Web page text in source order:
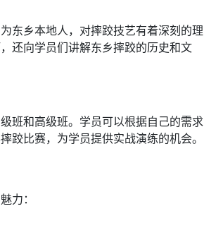
东乡本地人，对摔跤技艺有着深刻的理
还向学员们讲解东乡摔跤的历史和文
班和高级班。学员可以根据自己的需求
跤比赛，为学员提供实战演练的机会。
力：